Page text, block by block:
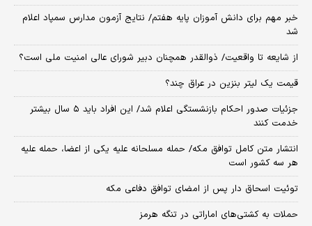
خبر مهم برای دانش آموزان پایه هفتم/ نتایج آزمون مدارس سمپاد اعلام
شد
از شایعه تا واقعیت/ ذوالقدر همچنان دبیر شورای ‌عالی امنیت ملی است؟
قیمت یک لیتر بنزین در عراق چند؟
جزئیات صدور احکام بازنشستگی اعلام شد/ این افراد باید ۵ سال بیشتر
خدمت کنند
انتشار متن کامل توافق مکه/ حمله مسلحانه علیه یکی از اعضا، حمله علیه
هر سه کشور است
توئیت اسحاق دار پس از امضای توافق دفاعی مکه
حملات به کشتی‌های اماراتی در تنگه هرمز